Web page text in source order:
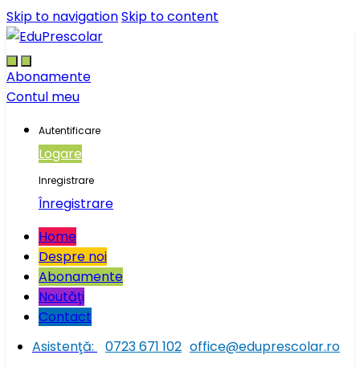
Skip to navigationSkip to content
Abonamente
Contul meu
Autentificare
Logare
Inregistrare
Înregistrare
Home
Despre noi
Abonamente
Noutăţi
Contact
Asistenţă:
0723 671 102 office@eduprescolar.ro